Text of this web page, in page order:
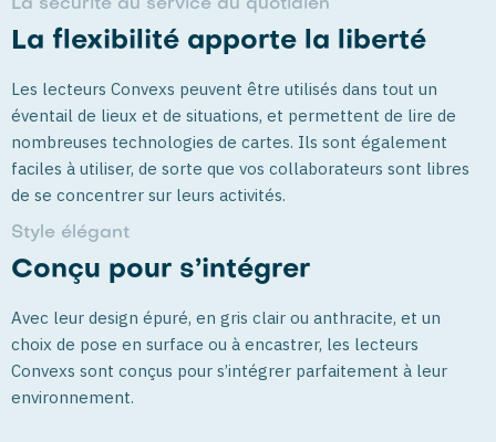
La sécurité au service du quotidien
La flexibilité apporte la liberté
Les lecteurs Convexs peuvent être utilisés dans tout un
éventail de lieux et de situations, et permettent de lire de
nombreuses technologies de cartes. Ils sont également
faciles à utiliser, de sorte que vos collaborateurs sont libres
de se concentrer sur leurs activités.
Style élégant
Conçu pour s’intégrer
Avec leur design épuré, en gris clair ou anthracite, et un
choix de pose en surface ou à encastrer, les lecteurs
Convexs sont conçus pour s’intégrer parfaitement à leur
environnement.